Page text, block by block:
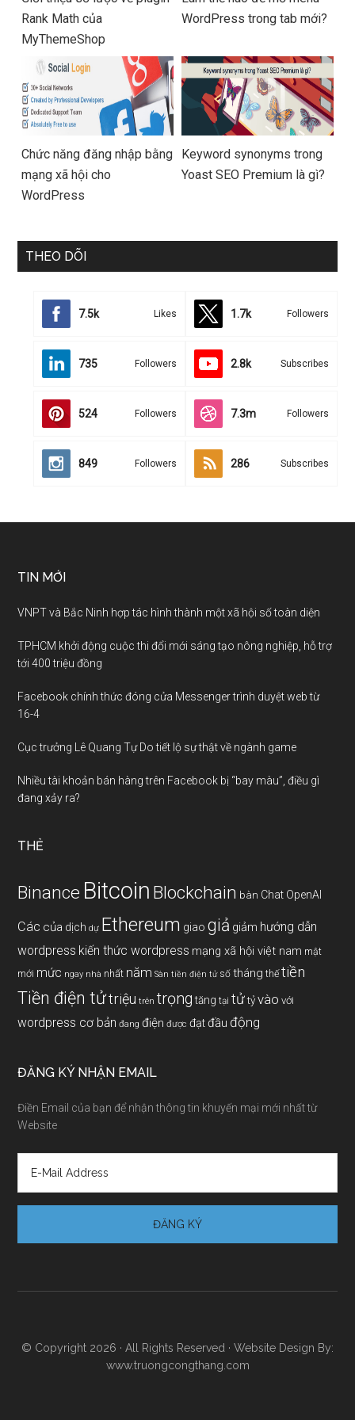
Rank Math của
MyThemeShop
WordPress trong tab mới?
Chức năng đăng nhập bằng
mạng xã hội cho
WordPress
Keyword synonyms trong
Yoast SEO Premium là gì?
THEO DÕI
7.5k Likes 1.7k Followers
735 Followers 2.8k Subscribes
524 Followers 7.3m Followers
849 Followers 286 Subscribes
TIN MỚI
VNPT và Bắc Ninh hợp tác hình thành một xã hội số toàn diện
TPHCM khởi động cuộc thi đổi mới sáng tạo nông nghiệp, hỗ trợ
tới 400 triệu đồng
Facebook chính thức đóng cửa Messenger trình duyệt web từ
16-4
Cục trưởng Lê Quang Tự Do tiết lộ sự thật về ngành game
Nhiều tài khoản bán hàng trên Facebook bị “bay màu”, điều gì
đang xảy ra?
THẺ
Binance Bitcoin Blockchain bàn Chat OpenAI
Các của dịch dự Ethereum giao giả giảm hướng dẫn
wordpress kiến thức wordpress mạng xã hội việt nam mật
mới mức ngay nhà nhất năm Sàn tiền điện tử số tháng thế tiền
Tiền điện tửtriệu trên trọng tăng tại tử tỷ vào với
wordpress cơ bản đang điện được đạtđầu động
ĐĂNG KÝ NHẬN EMAIL
Điền Email của bạn để nhận thông tin khuyến mại mới nhất từ
Website
© Copyright 2026 · All Rights Reserved · Website Design By:
www.truongcongthang.com